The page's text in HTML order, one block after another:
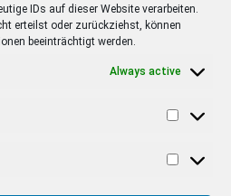
IDs auf dieser Website verarbeiten.
erteilst oder zurückziehst, können
beeinträchtigt werden.
Always active
ago
Moderatorin
Sie Spaß?”